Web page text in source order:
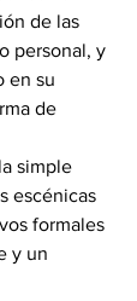
de las
personal, y
en su
de
simple
escénicas
formales
y un